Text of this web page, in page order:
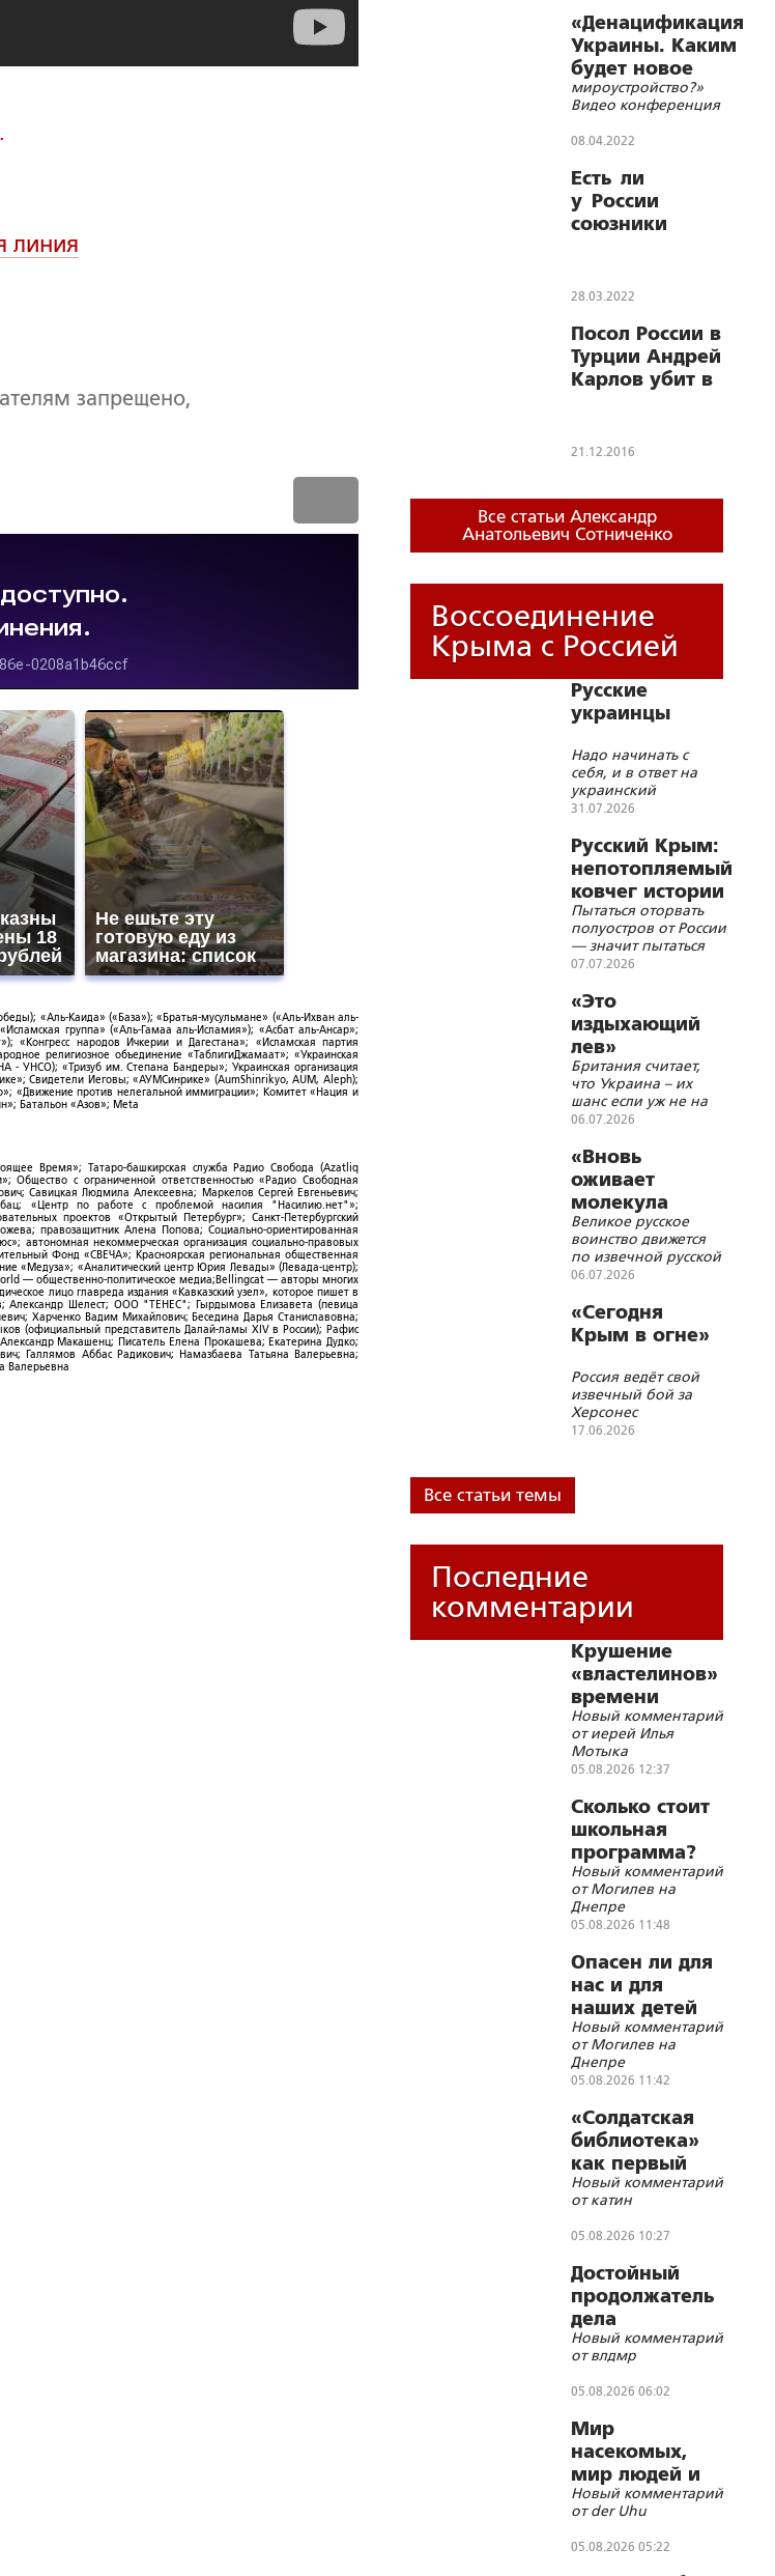
линия
запрещено,
18
Не ешьте эту
готовую еду из
магазина: список
«Аль-Каида» («База»); «Братья-мусульмане» («Аль-Ихван аль-
группа» («Аль-Гамаа аль-Исламия»); «Асбат аль-Ансар»;
«Конгресс народов Ичкерии и Дагестана»; «Исламская партия
религиозное объединение «ТаблигиДжамаат»; «Украинская
- УНСО); «Тризуб им. Степана Бандеры»; Украинская организация
Свидетели Иеговы; «АУМСинрике» (AumShinrikyo, AUM, Aleph);
«Движение против нелегальной иммиграции»; Комитет «Нация и
Батальон «Азов»; Meta
Время»; Татаро-башкирская служба Радио Свобода (Azatliq
Общество с ограниченной ответственностью «Радио Свободная
Савицкая Людмила Алексеевна; Маркелов Сергей Евгеньевич;
«Центр по работе с проблемой насилия "Насилию.нет"»;
проектов «Открытый Петербург»; Санкт-Петербургский
правозащитник Алена Попова; Социально-ориентированная
автономная некоммерческая организация социально-правовых
Фонд «СВЕЧА»; Красноярская региональная общественная
«Медуза»; «Аналитический центр Юрия Левады» (Левада-центр);
— общественно-политическое медиа;Bellingcat — авторы многих
лицо главреда издания «Кавказский узел», которое пишет в
Александр Шелест; ООО "ТЕНЕС"; Гырдымова Елизавета (певица
Харченко Вадим Михайлович; Беседина Дарья Станиславовна;
(официальный представитель Далай-ламы XIV в России); Рафис
Макашенц; Писатель Елена Прокашева; Екатерина Дудко;
Галлямов Аббас Радикович; Намазбаева Татьяна Валерьевна;
Валерьевна
«Денацификация
Украины. Каким
будет новое
мироустройство?»
Видео конференция
08.04.2022
Есть ли
у России
союзники
28.03.2022
Посол России в
Турции Андрей
Карлов убит в
искусства
21.12.2016
Все статьи Александр
Анатольевич Сотниченко
Воссоединение
Крыма с Россией
Русские
украинцы
Надо начинать с
себя, и в ответ на
украинский
национализм стать
великороссами, а
быть русскими во
всей полноте
31.07.2026
Русский Крым:
непотопляемый
ковчег истории
Пытаться оторвать
полуостров от России
— значит пытаться
вырвать само сердце
культуры
07.07.2026
«Это
издыхающий
лев»
Британия считает,
что Украина – их
шанс если уж не на
возрождение, то на
исторической судьбы
06.07.2026
«Вновь
оживает
молекула
русского
бессмертия»
Великое русское
воинство движется
по извечной русской
дороге от
и пожарами земли к
Царствию
Небесному
06.07.2026
«Сегодня
Крым в огне»
Россия ведёт свой
извечный бой за
Херсонес
17.06.2026
Все статьи темы
Последние
комментарии
Крушение
«властелинов»
времени
Новый комментарий
от иерей Илья
Мотыка
05.08.2026 12:37
Сколько стоит
школьная
программа?
Новый комментарий
от Могилев на
Днепре
05.08.2026 11:48
Опасен ли для
нас и для
наших детей
«бегущий
гуру»?
Новый комментарий
от Могилев на
Днепре
05.08.2026 11:42
«Солдатская
библиотека»
как первый
помощник
реабилитолога
Новый комментарий
от катин
05.08.2026 10:27
Достойный
продолжатель
дела
Губельмана-
Ярославского
Новый комментарий
от влдмр
05.08.2026 06:02
Мир
насекомых,
мир людей и
блуд
Новый комментарий
от der Uhu
05.08.2026 05:22